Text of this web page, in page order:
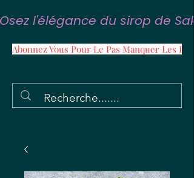
Osez l'élégance du sirop de
Abonnez Vous Pour Le Pas Manquer Les